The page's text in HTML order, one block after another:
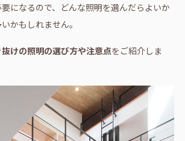
になるので、どんな照明を選んだらよいか
かもしれません。
抜けの照明の選び方や注意点をご紹介しま